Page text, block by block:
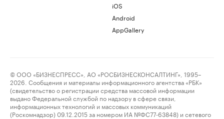
iOS
Android
AppGallery
© ООО «БИЗНЕСПРЕСС», АО «РОСБИЗНЕСКОНСАЛТИНГ», 1995–
2026. Сообщения и материалы информационного агентства «РБК»
(свидетельство о регистрации средства массовой информации
выдано Федеральной службой по надзору в сфере связи,
информационных технологий и массовых коммуникаций
(Роскомнадзор) 09.12.2015 за номером ИА №ФС77-63848) и сетевого